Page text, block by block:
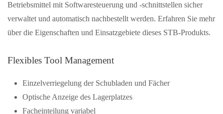
Betriebsmittel mit Softwaresteuerung und -schnittstellen sicher
verwaltet und automatisch nachbestellt werden. Erfahren Sie mehr
über die Eigenschaften und Einsatzgebiete dieses STB-Produkts.
Flexibles Tool Management
Einzelverriegelung der Schubladen und Fächer
Optische Anzeige des Lagerplatzes
Facheinteilung variabel